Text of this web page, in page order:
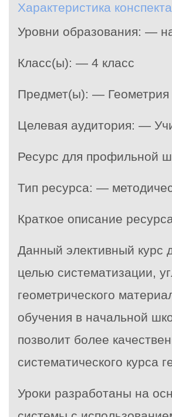
Характеристика
Уровни образования: —
Класс(ы): — 4 класс
Предмет(ы): — Геометрия
Целевая аудитория: —
Ресурс для профильной
Тип ресурса: —
Краткое описание
Данный элективный курс
целью систематизации,
геометрического
обучения в начальной
позволит более
систематического курса
Уроки разработаны на